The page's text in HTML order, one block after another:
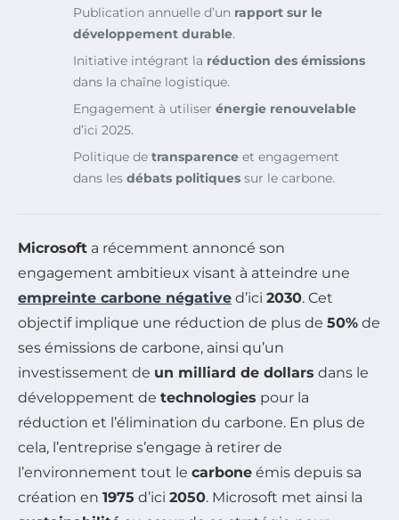
Publication annuelle d’un rapport sur le
développement durable.
Initiative intégrant la réduction des émissions
dans la chaîne logistique.
Engagement à utiliser énergie renouvelable
d’ici 2025.
Politique de transparence et engagement
dans les débats politiques sur le carbone.
Microsoft a récemment annoncé son
engagement ambitieux visant à atteindre une
empreinte carbone négative d’ici 2030. Cet
objectif implique une réduction de plus de 50% de
ses émissions de carbone, ainsi qu’un
investissement de un milliard de dollars dans le
développement de technologies pour la
réduction et l’élimination du carbone. En plus de
cela, l’entreprise s’engage à retirer de
l’environnement tout le carbone émis depuis sa
création en 1975 d’ici 2050. Microsoft met ainsi la